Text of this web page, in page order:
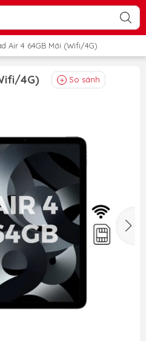
Air 4 64GB Mới (Wifi/4G)
4G) So sánh